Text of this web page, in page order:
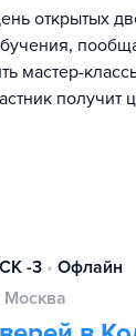
открытых
мастер-
получит
-3 • Офлайн
Москва